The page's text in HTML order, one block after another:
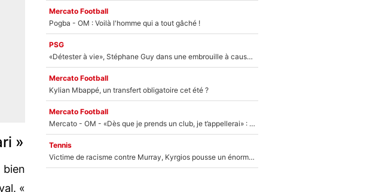
»
«
Mercato Football
Pogba - OM : Voilà l'homme qui a tout gâché !
PSG
«Détester à vie», Stéphane Guy dans une embrouille à cause du PSG !
Mercato Football
Kylian Mbappé, un transfert obligatoire cet été ?
Mercato Football
Mercato - OM - «Dès que je prends un club, je t’appellerai» : La promesse de Marcelino au moment de claquer la porte
Tennis
Victime de racisme contre Murray, Kyrgios pousse un énorme coup de gueule !